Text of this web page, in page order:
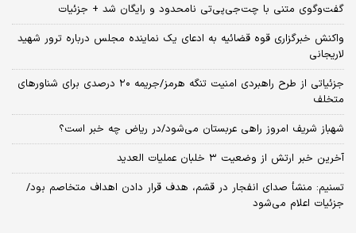
گفت‌وگوی متنی با چت‌جی‌پی‌تی نامحدود و رایگان شد + جزئیات
واکنش خبرگزاری قوه قضائیه به ادعای یک نماینده مجلس درباره ترور شهید
لاریجانی
جزئیاتی از طرح راهبردی امنیت تنگه هرمز/جریمه ۲۰ درصدی برای شناورهای
متخلف
شهباز شریف امروز راهی عربستان می‌شود/در ریاض چه خبر است؟
آخرین خبر ارتش از وضعیت ۳ خلبان عملیات العدید
تسنیم: منشأ صدای انفجار در قشم، هدف قرار دادن اهداف متخاصم بود/
جزئیات اعلام می‌شود